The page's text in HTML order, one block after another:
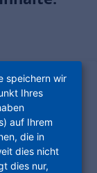
speichern wir
Ihres
auf Ihrem
die in
dies nicht
dies nur,